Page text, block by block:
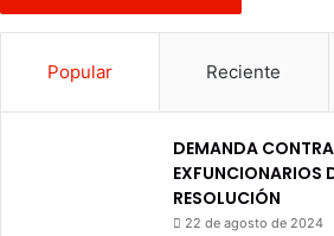
Popular Reciente
DEMANDA
EXFUNCIONARIOS
RESOLUCIÓN
22 de agosto de 2024